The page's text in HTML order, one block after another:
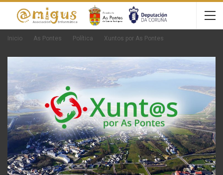
Inicio As Pontes Política Xuntos por As Pontes